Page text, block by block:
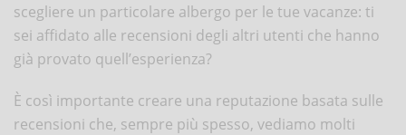
scegliere un particolare albergo per le tue vacanze: ti
sei affidato alle recensioni degli altri utenti che hanno
già provato quell’esperienza?
È così importante creare una reputazione basata sulle
recensioni che, sempre più spesso, vediamo molti